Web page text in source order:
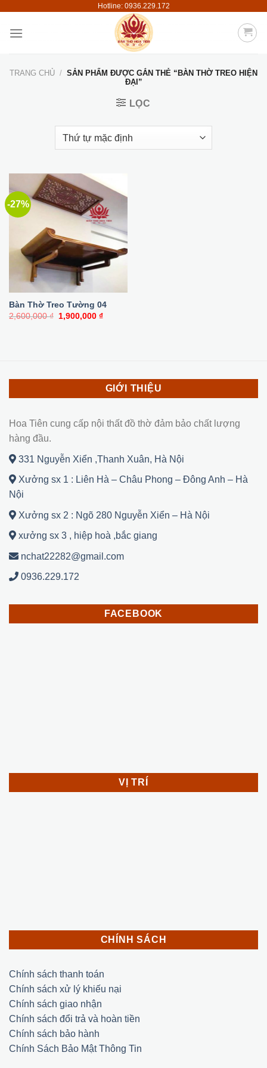
content
Hotline: 0936.229.172
TRANG CHỦ / SẢN PHẨM ĐƯỢC GẮN THẺ “BÀN THỜ TREO HIỆN
ĐẠI”
LỌC
-27%
Bàn Thờ Treo Tường 04
2,600,000₫
Giá
1,900,000 ₫Giá
GIỚI THIỆU
Hoa Tiên cung cấp nội thất đồ thờ đảm bảo chất lượng
hàng đầu.
331 Nguyễn Xiển ,Thanh Xuân, Hà Nội
Xưởng sx 1 : Liên Hà – Châu Phong – Đông Anh – Hà
Nội
Xưởng sx 2 : Ngõ 280 Nguyễn Xiển – Hà Nội
xưởng sx 3 , hiệp hoà ,bắc giang
nchat22282@gmail.com
0936.229.172
FACEBOOK
VỊ TRÍ
CHÍNH SÁCH
Chính sách thanh toán
Chính sách xử lý khiếu nại
Chính sách giao nhận
Chính sách đổi trả và hoàn tiền
Chính sách bảo hành
Chính Sách Bảo Mật Thông Tin